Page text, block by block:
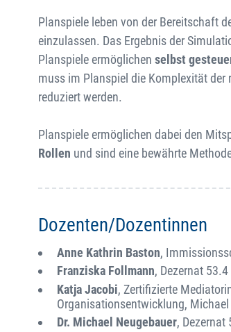
Planspiele leben von der Bereitschaft
einzulassen. Das Ergebnis der
Planspiele ermöglichen selbst
muss im Planspiel die Komplexität der
reduziert werden.
Planspiele ermöglichen dabei den
Rollen und sind eine bewährte
Dozenten/Dozentinnen
Anne Kathrin Baston,
Franziska Follmann, Dezernat
Katja Jacobi, Zertifizierte
Organisationsentwicklung, Michael
Dr. Michael Neugebauer, Dezernat